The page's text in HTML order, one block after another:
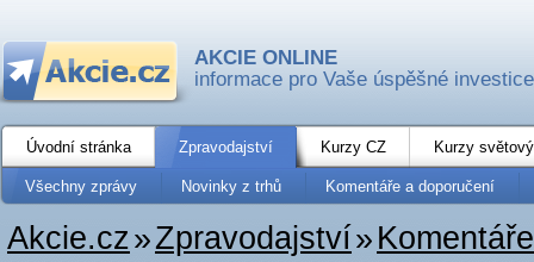
AKCIE ONLINE
informace pro Vaše úspěšné investice
Úvodní stránka Zpravodajství Kurzy CZ Kurzy
Všechny zprávy Novinky z trhů Komentáře a doporučení
Akcie.cz»Zpravodajství»